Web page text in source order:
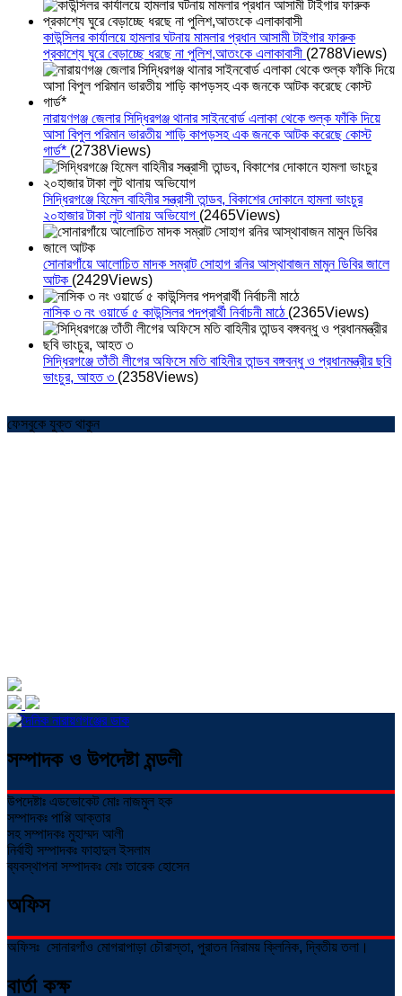
কাউন্সিলর কার্যালয়ে হামলার ঘটনায় মামলার প্রধান আসামী টাইগার ফারুক
প্রকাশ্যে ঘুরে বেড়াচ্ছে ধরছে না পুলিশ,আতংকে এলাকাবাসী (2788Views)
নারায়ণগঞ্জ জেলার সিদ্ধিরগঞ্জ থানার সাইনবোর্ড এলাকা থেকে শুল্ক ফাঁকি দিয়ে
আসা বিপুল পরিমান ভারতীয় শাড়ি কাপড়সহ এক জনকে আটক করেছে কোস্ট
গার্ড* (2738Views)
সিদ্ধিরগঞ্জে হিমেল বাহিনীর সন্ত্রাসী তান্ডব, বিকাশের দোকানে হামলা ভাংচুর
২০হাজার টাকা লুট থানায় অভিযোগ (2465Views)
সোনারগাঁয়ে আলোচিত মাদক সম্রাট সোহাগ রনির আস্থাবাজন মামুন ডিবির জালে
আটক (2429Views)
নাসিক ৩ নং ওয়ার্ডে ৫ কাউন্সিলর পদপ্রার্থী নির্বাচনী মাঠে (2365Views)
সিদ্ধিরগঞ্জে তাঁতী লীগের অফিসে মতি বাহিনীর তান্ডব বঙ্গবন্ধু ও প্রধানমন্ত্রীর ছবি
ভাংচুর, আহত ৩ (2358Views)
ফেসবুকে যুক্ত থাকুন
সম্পাদক ও উপদেষ্টা মন্ডলী
উপদেষ্টাঃ এডভোকেট মোঃ নাজমুল হক
সম্পাদকঃ পাপ্পি আক্তার
সহ সম্পাদকঃ মুহাম্মদ আলী
নির্বাহী সম্পাদকঃ ফাহাদুল ইসলাম
ব্যবস্থাপনা সম্পাদকঃ মোঃ তারেক হোসেন
অফিস
অফিসঃ সোনারগাঁও মোগরাপাড়া চৌরাস্তা, পুরাতন নিরাময় ক্লিনিক, দ্বিতীয় তলা।
বার্তা কক্ষ